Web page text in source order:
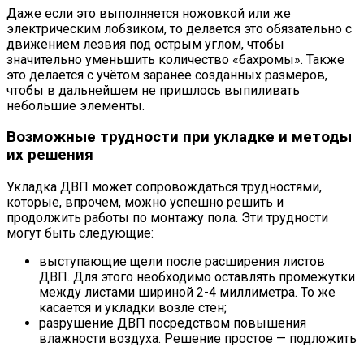
Даже если это выполняется ножовкой или же
электрическим лобзиком, то делается это обязательно с
движением лезвия под острым углом, чтобы
значительно уменьшить количество «бахромы». Также
это делается с учётом заранее созданных размеров,
чтобы в дальнейшем не пришлось выпиливать
небольшие элементы.
Возможные трудности при укладке и методы
их решения
Укладка ДВП может сопровождаться трудностями,
которые, впрочем, можно успешно решить и
продолжить работы по монтажу пола. Эти трудности
могут быть следующие:
выступающие щели после расширения листов
ДВП. Для этого необходимо оставлять промежутки
между листами шириной 2-4 миллиметра. То же
касается и укладки возле стен;
разрушение ДВП посредством повышения
влажности воздуха. Решение простое — подложить